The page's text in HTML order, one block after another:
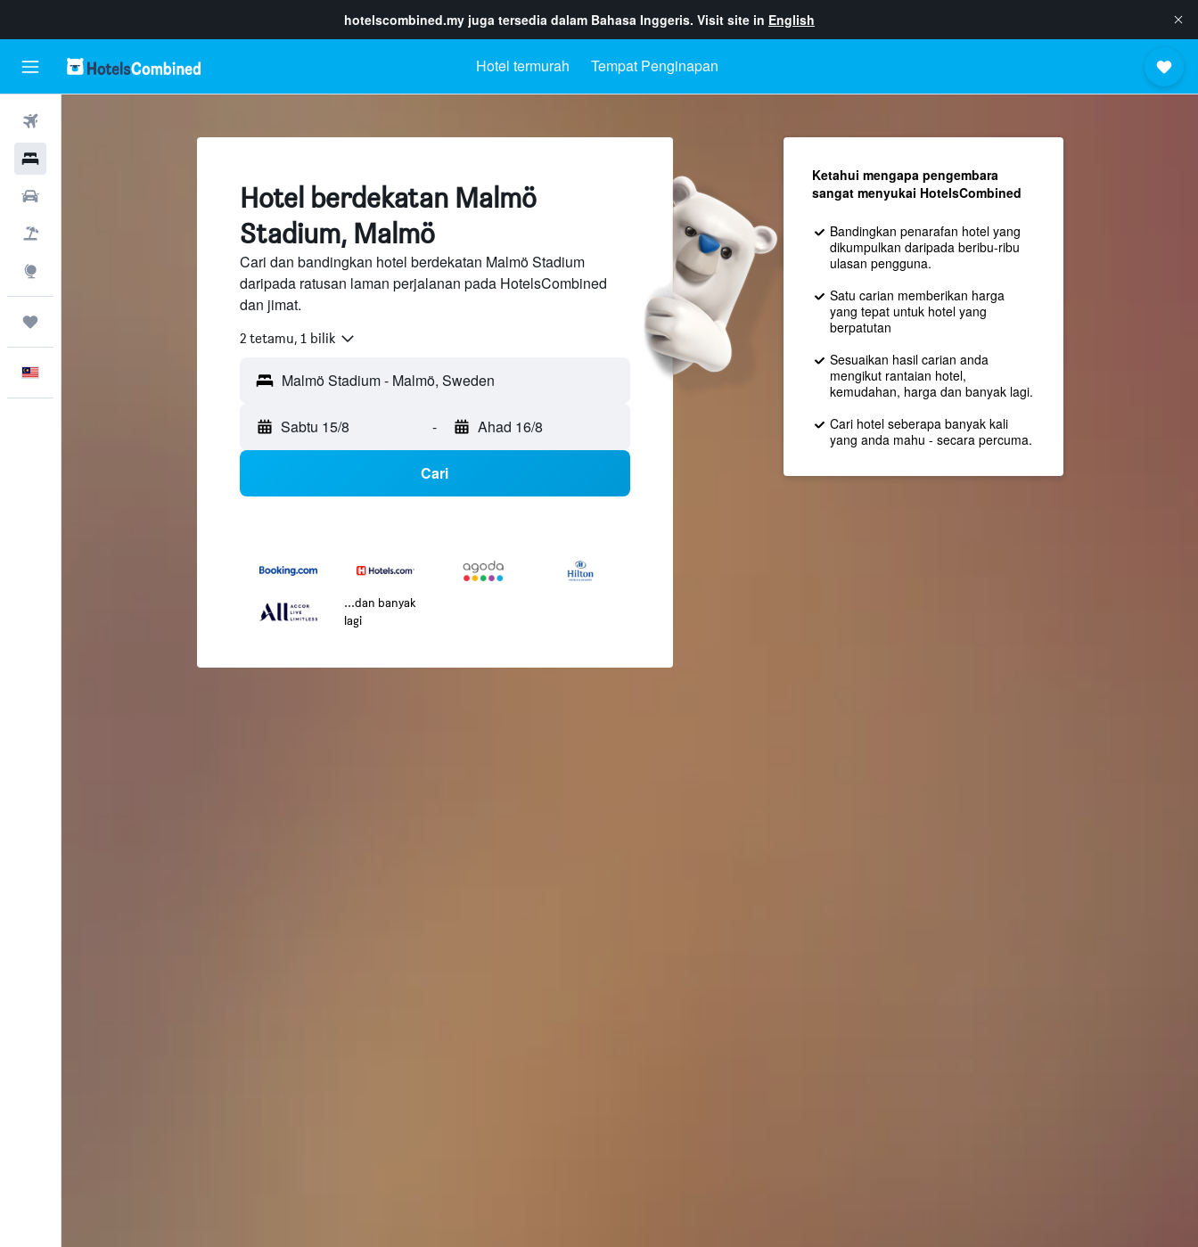
hotelscombined.my juga tersedia dalam Bahasa Inggeris. Visit site in English
Hotel termurah Tempat Penginapan
Hotel berdekatan Malmö
Stadium, Malmö
Cari dan bandingkan hotel berdekatan Malmö Stadium
daripada ratusan laman perjalanan pada HotelsCombined
dan jimat.
2 tetamu, 1 bilik
Sabtu 15/8 - Ahad 16/8
Cari
...dan banyak
lagi
Ketahui mengapa pengembara
sangat menyukai HotelsCombined
Bandingkan penarafan hotel yang
dikumpulkan daripada beribu-ribu
ulasan pengguna.
Satu carian memberikan harga
yang tepat untuk hotel yang
berpatutan
Sesuaikan hasil carian anda
mengikut rantaian hotel,
kemudahan, harga dan banyak lagi.
Cari hotel seberapa banyak kali
yang anda mahu - secara percuma.